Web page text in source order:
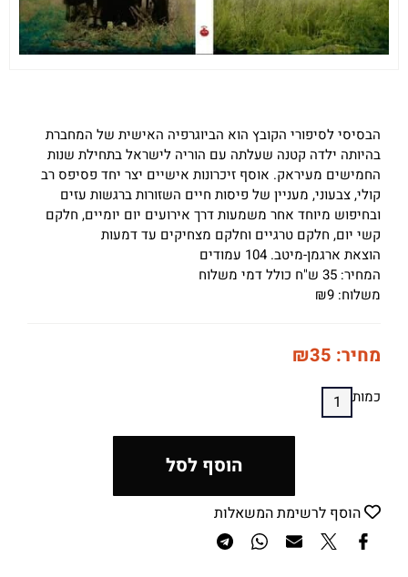
הבסיסי לסיפורי הקובץ הוא הביוגרפיה האישית של המחברת
בהיותה ילדה קטנה שעלתה עם הוריה לישראל בתחילת שנות
החמישים מעיראק. אוסף זיכרונות אישיים יצר יחד פסיפס רב
קולי, צבעוני, מעניין של פיסות חיים השזורות ברגשות עזים
ובחיפוש מיוחד אחר משמעות דרך אירועים יום יומיים, חלקם
קשי יום, חלקם טרגיים וחלקם מצחיקים עד דמעות
הוצאת ארגמן-מיטב. 104 עמודים
המחיר: 35 ש"ח כולל דמי משלוח
משלוח:
₪9
מחיר: ₪35
כמות
הוסף לסל
הוסף לרשימת המשאלות